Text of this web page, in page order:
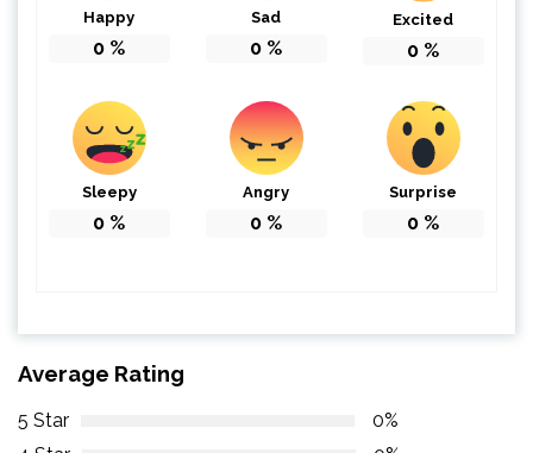
Happy
0 %
Sad
0 %
Excited
0 %
Sleepy
0 %
Angry
0 %
Surprise
0 %
Average Rating
5 Star
0%